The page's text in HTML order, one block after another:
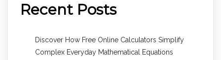
Recent Posts
Discover How Free Online Calculators Simplify
Complex Everyday Mathematical Equations